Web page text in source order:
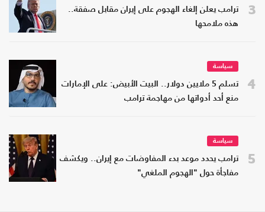
3
ترامب يعلن إلغاء الهجوم على إيران مقابل صفقة..
هذه ملامحها
4
سياسة
تسلم 5 ملايين دولار.. البيت الأبيض: على الإمارات
منع أحد أدواتها من مهاجمة ترامب
5
سياسة
ترامب يحدد موعد بدء المفاوضات مع إيران.. ويكشف
مفاجأة حول "الهجوم الملغي"